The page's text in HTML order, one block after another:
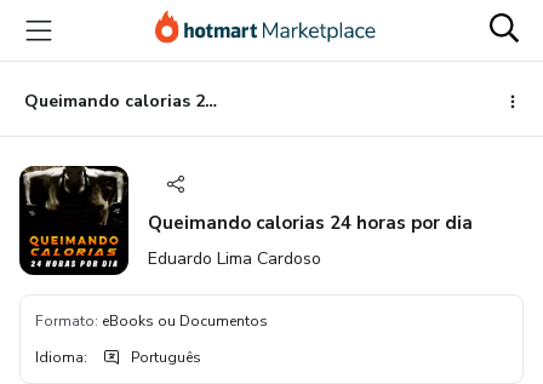
para
conteúdo
principal
para
pagamento
para
rodapé
Queimando calorias 24 horas por dia
Queimando calorias 24 horas por dia
Eduardo Lima Cardoso
Formato: eBooks ou Documentos
Idioma: Português